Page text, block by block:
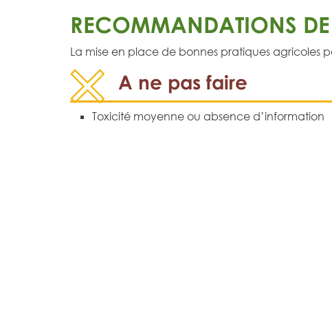
RECOMMANDATIONS DE
La mise en place de bonnes pratiques agricoles
A ne pas faire
Toxicité moyenne ou absence d’information